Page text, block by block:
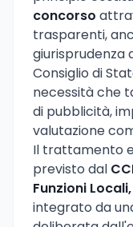
concorso
trasparenti,
giurisprudenza
Consiglio di
necessità che
di pubblicità,
valutazione
Il trattamento
previsto dal
Funzioni
integrato da